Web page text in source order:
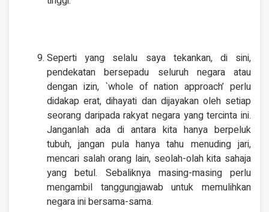
Seperti yang selalu saya tekankan, di sini,
pendekatan bersepadu seluruh negara atau
dengan izin, `whole of nation approach’ perlu
didakap erat, dihayati dan dijayakan oleh setiap
seorang daripada rakyat negara yang tercinta ini.
Janganlah ada di antara kita hanya berpeluk
tubuh, jangan pula hanya tahu menuding jari,
mencari salah orang lain, seolah-olah kita sahaja
yang betul. Sebaliknya masing-masing perlu
mengambil tanggungjawab untuk memulihkan
negara ini bersama-sama.